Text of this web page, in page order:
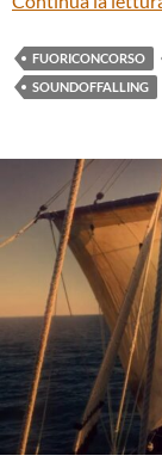
FUORICONCORSO
SOUNDOFFALLING